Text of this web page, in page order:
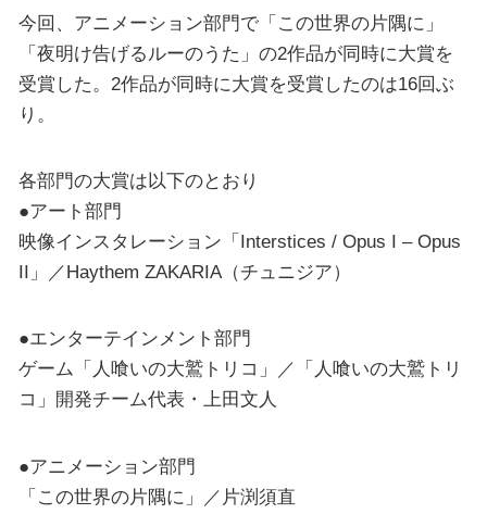
今回、アニメーション部門で「この世界の片隅に」
「夜明け告げるルーのうた」の2作品が同時に大賞を
受賞した。2作品が同時に大賞を受賞したのは16回ぶ
り。
各部門の大賞は以下のとおり
●アート部門
映像インスタレーション「Interstices / Opus I – Opus
II」／Haythem ZAKARIA（チュニジア）
●エンターテインメント部門
ゲーム「人喰いの大鷲トリコ」／「人喰いの大鷲トリ
コ」開発チーム代表・上田文人
●アニメーション部門
「この世界の片隅に」／片渕須直